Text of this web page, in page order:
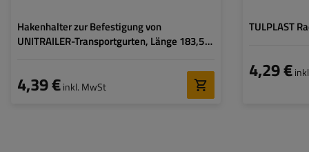
Hakenhalter zur Befestigung von
UNITRAILER-Transportgurten, Länge 183,5
4,39 €inkl. MwSt
TULPLAST
4,29 €